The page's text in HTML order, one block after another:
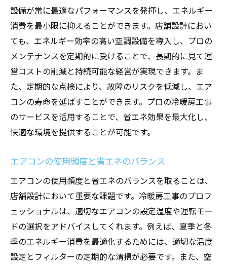
設備が常に最適なパフォーマンスを発揮し、エネルギー
消費を最小限に抑えることができます。店舗設計におい
ても、エネルギー効率の高い空調設備を導入し、プロの
メンテナンスを定期的に受けることで、長期的に見て運
営コストの削減と持続可能な経営が実現できます。ま
た、定期的な点検により、故障のリスクを低減し、エア
コンの寿命を延ばすことができます。プロの冷暖房工事
のサービスを活用することで、省エネ効果を最大化し、
快適な環境を提供することが可能です。
エアコンの使用頻度と省エネのバランス
エアコンの使用頻度と省エネのバランスを取ることは、
店舗設計において重要な課題です。冷暖房工事のプロフ
ェッショナルは、適切なエアコンの設定温度や運転モー
ドの選択をアドバイスしてくれます。例えば、夏季と冬
季のエネルギー消費を最適化するためには、適切な温度
設定とフィルターの定期的な清掃が必要です。また、空